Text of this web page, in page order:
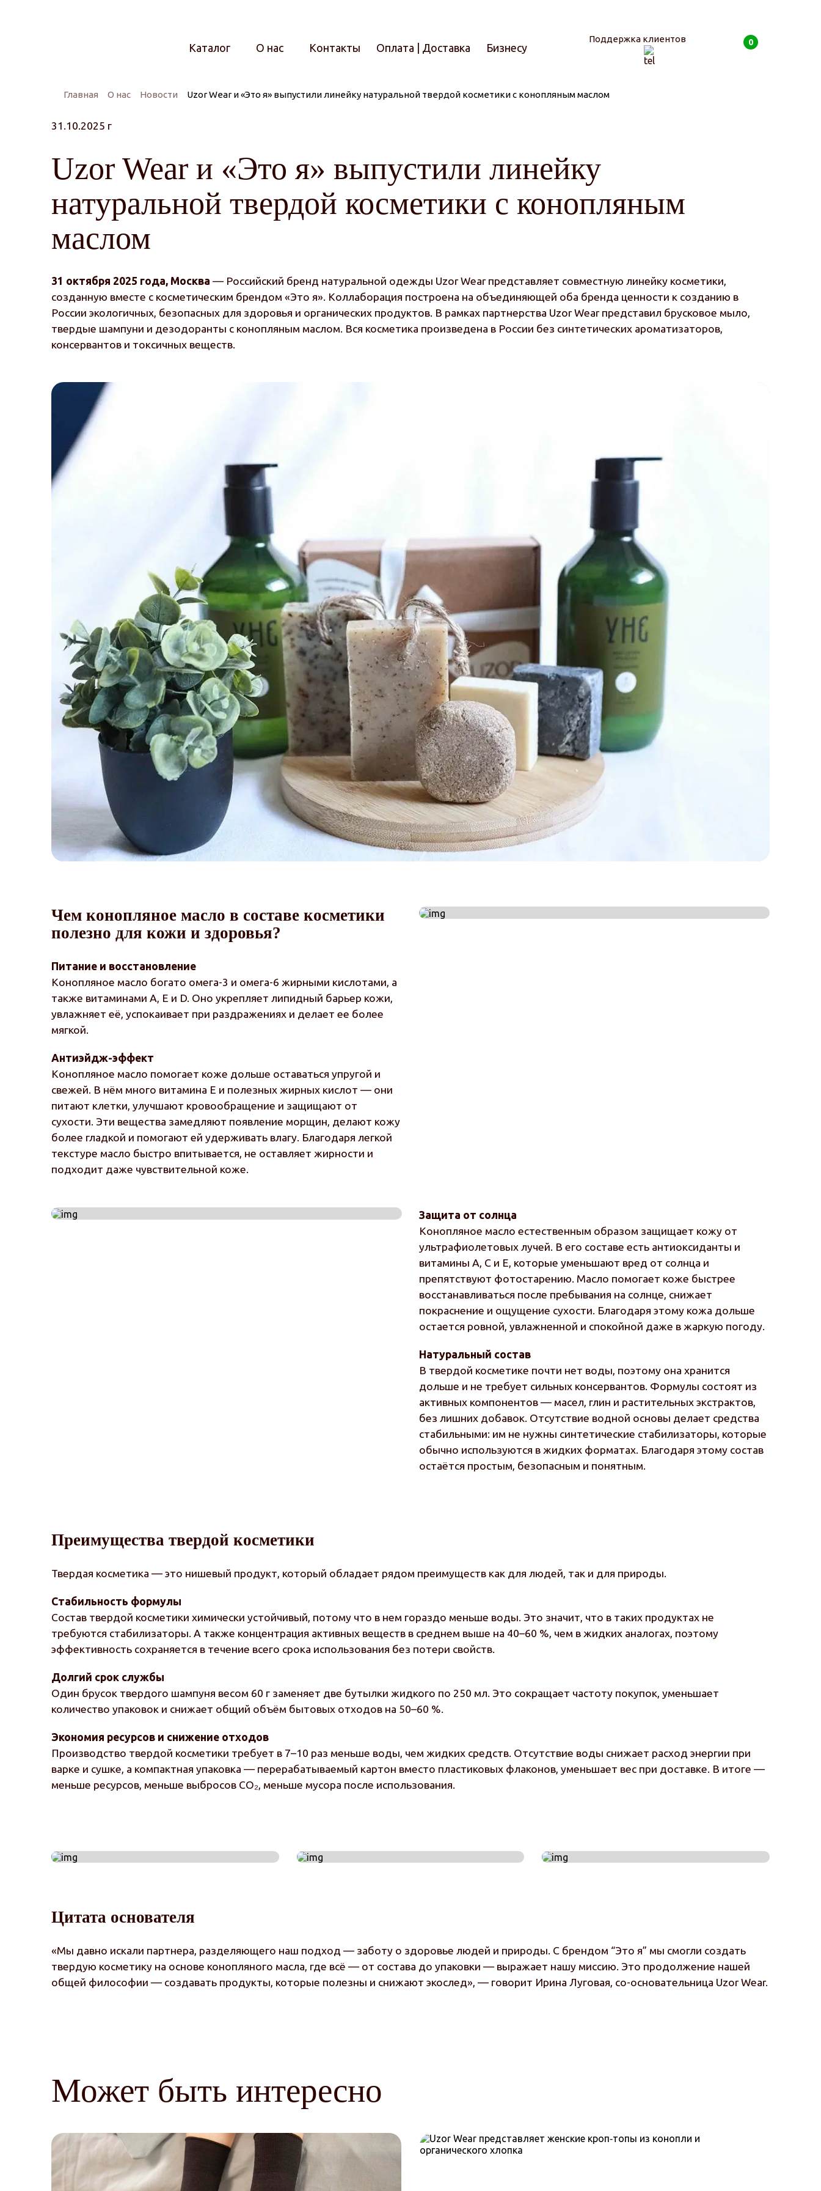
Каталог О нас Контакты Оплата | Доставка Бизнесу
Поддержка клиентов 0
Итого
Главная О нас Новости Uzor Wear и «Это я» выпустили линейку натуральной твердой косметики с конопляным маслом
31.10.2025 г
Uzor Wear и «Это я» выпустили линейку
натуральной твердой косметики с конопляным
маслом
31 октября 2025 года, Москва — Российский бренд натуральной одежды Uzor Wear представляет совместную линейку косметики,
созданную вместе с косметическим брендом «Это я». Коллаборация построена на объединяющей оба бренда ценности к созданию в
России экологичных, безопасных для здоровья и органических продуктов. В рамках партнерства Uzor Wear представил брусковое мыло,
твердые шампуни и дезодоранты с конопляным маслом. Вся косметика произведена в России без синтетических ароматизаторов,
консервантов и токсичных веществ.
Чем конопляное масло в составе косметики
полезно для кожи и здоровья?
Питание и восстановление
Конопляное масло богато омега-3 и омега-6 жирными кислотами, а
также витаминами A, E и D. Оно укрепляет липидный барьер кожи,
увлажняет её, успокаивает при раздражениях и делает ее более
мягкой.
Антиэйдж-эффект
Конопляное масло помогает коже дольше оставаться упругой и
свежей. В нём много витамина E и полезных жирных кислот — они
питают клетки, улучшают кровообращение и защищают от
сухости. Эти вещества замедляют появление морщин, делают кожу
более гладкой и помогают ей удерживать влагу. Благодаря легкой
текстуре масло быстро впитывается, не оставляет жирности и
подходит даже чувствительной коже.
Защита от солнца
Конопляное масло естественным образом защищает кожу от
ультрафиолетовых лучей. В его составе есть антиоксиданты и
витамины A, C и E, которые уменьшают вред от солнца и
препятствуют фотостарению. Масло помогает коже быстрее
восстанавливаться после пребывания на солнце, снижает
покраснение и ощущение сухости. Благодаря этому кожа дольше
остается ровной, увлажненной и спокойной даже в жаркую погоду.
Натуральный состав
В твердой косметике почти нет воды, поэтому она хранится
дольше и не требует сильных консервантов. Формулы состоят из
активных компонентов — масел, глин и растительных экстрактов,
без лишних добавок. Отсутствие водной основы делает средства
стабильными: им не нужны синтетические стабилизаторы, которые
обычно используются в жидких форматах. Благодаря этому состав
остаётся простым, безопасным и понятным.
Преимущества твердой косметики
Твердая косметика — это нишевый продукт, который обладает рядом преимуществ как для людей, так и для природы.
Стабильность формулы
Состав твердой косметики химически устойчивый, потому что в нем гораздо меньше воды. Это значит, что в таких продуктах не
требуются стабилизаторы. А также концентрация активных веществ в среднем выше на 40–60 %, чем в жидких аналогах, поэтому
эффективность сохраняется в течение всего срока использования без потери свойств.
Долгий срок службы
Один брусок твердого шампуня весом 60 г заменяет две бутылки жидкого по 250 мл. Это сокращает частоту покупок, уменьшает
количество упаковок и снижает общий объём бытовых отходов на 50–60 %.
Экономия ресурсов и снижение отходов
Производство твердой косметики требует в 7–10 раз меньше воды, чем жидких средств. Отсутствие воды снижает расход энергии при
варке и сушке, а компактная упаковка — перерабатываемый картон вместо пластиковых флаконов, уменьшает вес при доставке. В итоге —
меньше ресурсов, меньше выбросов CO₂, меньше мусора после использования.
Цитата основателя
«Мы давно искали партнера, разделяющего наш подход — заботу о здоровье людей и природы. С брендом “Это я” мы смогли создать
твердую косметику на основе конопляного масла, где всё — от состава до упаковки — выражает нашу миссию. Это продолжение нашей
общей философии — создавать продукты, которые полезны и снижают экослед», — говорит Ирина Луговая, со-основательница Uzor Wear.
Может быть интересно